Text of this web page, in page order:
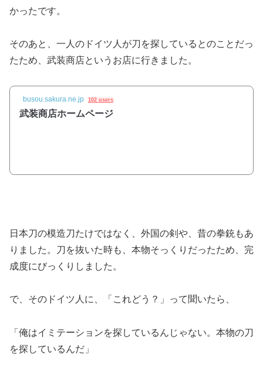
かったです。
そのあと、一人のドイツ人が刀を探しているとのことだっ
たため、武装商店というお店に行きました。
busou.sakura.ne.jp 102 users
武装商店ホームページ
日本刀の模造刀たけではなく、外国の剣や、昔の拳銃もあ
りました。刀を抜いた時も、本物そっくりだったため、完
成度にびっくりしました。
で、そのドイツ人に、「これどう？」って聞いたら、
「俺はイミテーションを探しているんじゃない。本物の刀
を探しているんだ」